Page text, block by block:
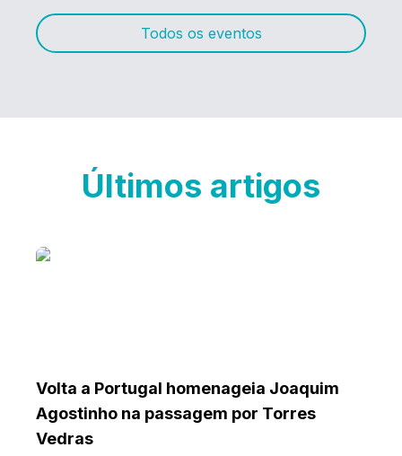
Todos os eventos
Últimos artigos
Volta a Portugal homenageia Joaquim
Agostinho na passagem por Torres
Vedras